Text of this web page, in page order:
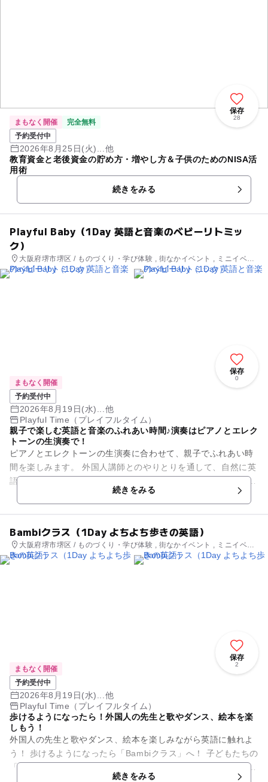
保存
28
まもなく開催
完全無料
予約受付中
2026年8月25日(火)...他
教育資金と老後資金の貯め方・増やし方＆子供のためのNISA活
用術
続きをみる
Playful Baby（1Day 英語と音楽のベビーリトミッ
ク）
大阪府堺市堺区 / ものづくり・学び体験 , 街なかイベント , ミニイベン
ト
保存
0
まもなく開催
予約受付中
2026年8月19日(水)...他
Playful Time（プレイフルタイム）
親子で楽しむ英語と音楽のふれあい時間♪演奏はピアノとエレク
トーンの生演奏で！
ピアノとエレクトーンの生演奏に合わせて、親子でふれあい時
間を楽しみます。 外国人講師とのやりとりを通して、自然に英
語の音やリズムにも親しめます。 歌って、動いて、笑顔いっぱ
続きをみる
Bambiクラス（1Day よちよち歩きの英語）
大阪府堺市堺区 / ものづくり・学び体験 , 街なかイベント , ミニイベン
ト
保存
2
まもなく開催
予約受付中
2026年8月19日(水)...他
Playful Time（プレイフルタイム）
歩けるようになったら！外国人の先生と歌やダンス、絵本を楽
しもう！
外国人の先生と歌やダンス、絵本を楽しみながら英語に触れよ
う！ 歩けるようになったら「Bambiクラス」へ！ 子どもたちの
「自分でやりたい」の気持ちを大切にしています。 少しずつ
続きをみる